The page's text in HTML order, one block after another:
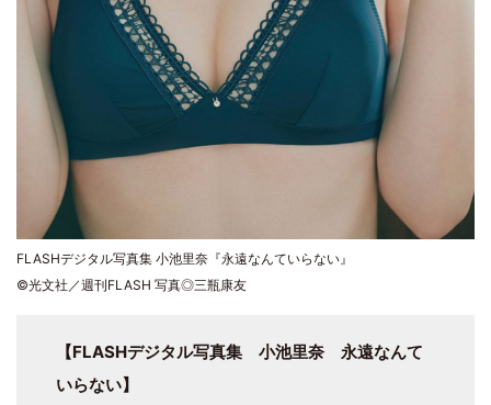
FLASHデジタル写真集 小池里奈『永遠なんていらない』
©光文社／週刊FLASH 写真◎三瓶康友
【FLASHデジタル写真集 小池里奈 永遠なんて
いらない】